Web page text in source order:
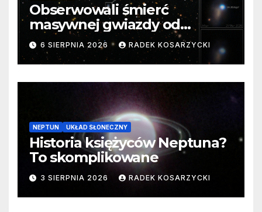
Obserwowali śmierć
masywnej gwiazdy od
samego początku. Niezwykle
cenne dane
6 SIERPNIA 2026 RADEK KOSARZYCKI
NEPTUN UKŁAD SŁONECZNY
Historia księżyców Neptuna?
To skomplikowane
3 SIERPNIA 2026 RADEK KOSARZYCKI